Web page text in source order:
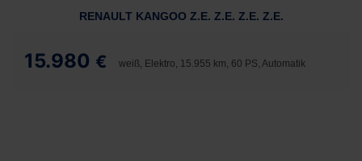
RENAULT KANGOO Z.E. Z.E. Z.E. Z.E.
15.980 € weiß, Elektro, 15.955 km, 60 PS, Automatik